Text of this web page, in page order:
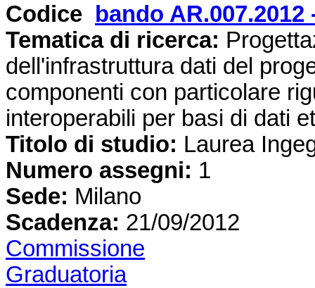
Codice
bando AR.007.2012
Tematica di ricerca:
dell'infrastruttura dati del
componenti con particolare
interoperabili per basi di dati
Titolo di studio: Laurea
Numero assegni: 1
Sede: Milano
Scadenza: 21/09/2012
Commissione
Graduatoria